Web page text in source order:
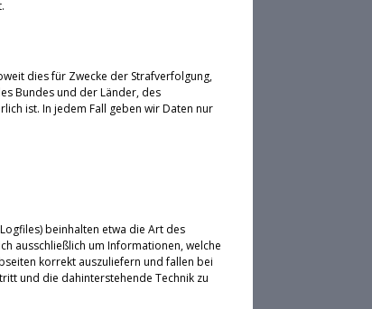
dies für Zwecke der Strafverfolgung,
Bundes und der Länder, des
ist. In jedem Fall geben wir Daten nur
beinhalten etwa die Art des
ausschließlich um Informationen, welche
korrekt auszuliefern und fallen bei
und die dahinterstehende Technik zu